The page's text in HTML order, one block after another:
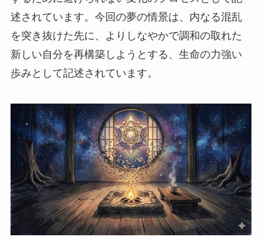
述されています。今回の夢の情景は、内なる混乱
を突き抜けた先に、よりしなやかで調和の取れた
新しい自分を再構築しようとする、生命の力強い
歩みとして記述されています。